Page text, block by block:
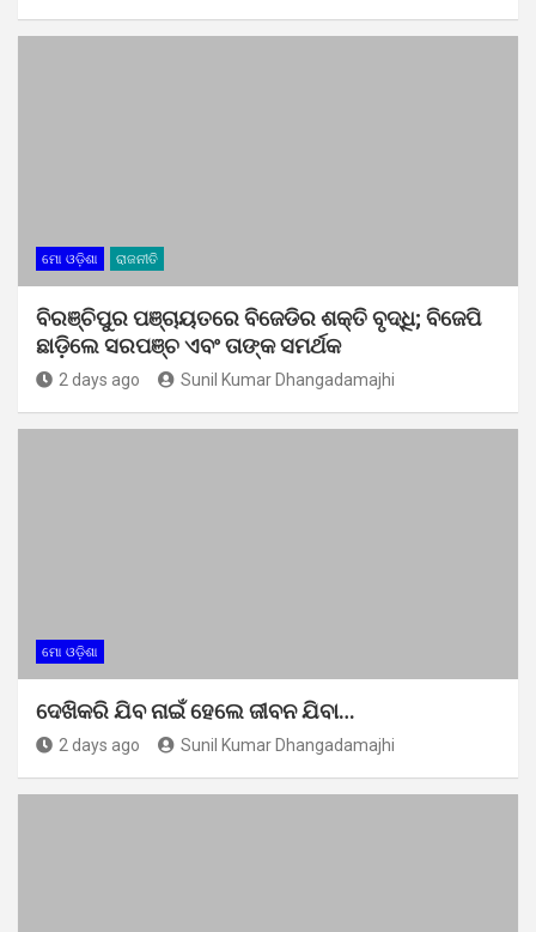
ମୋ ଓଡ଼ିଶା ରାଜନୀତି
ବିରଞ୍ଚିପୁର ପଞ୍ଚାୟତରେ ବିଜେଡିର ଶକ୍ତି ବୃଦ୍ଧି; ବିଜେପି
ଛାଡ଼ିଲେ ସରପଞ୍ଚ ଏବଂ ତାଙ୍କ ସମର୍ଥକ
2 days ago Sunil Kumar Dhangadamajhi
ମୋ ଓଡ଼ିଶା
ଦେଖିକରି ଯିବ ନାଇଁ ହେଲେ ଜୀବନ ଯିବା…
2 days ago Sunil Kumar Dhangadamajhi